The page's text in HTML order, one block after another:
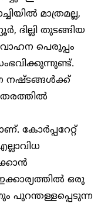
മാത്രമല്ല,
ദില്ലി തുടങ്ങിയ
പെരുപ്പം
നഷ്ടങ്ങൾക്ക്
കോർപ്പറേറ്റ്
ഇക്കാര്യത്തിൽ ഒരു
പുറന്തള്ളപ്പെടുന്ന